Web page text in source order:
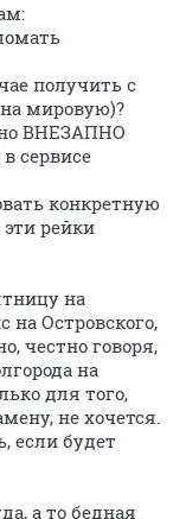
получить с
мировую)?
ВНЕЗАПНО
сервисе
конкретную
рейки
на
на Островского,
честно говоря,
на
для того,
не хочется.
если будет
а то бедная